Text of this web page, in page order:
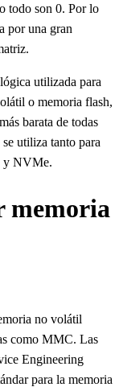
todo son 0. Por lo
por una gran
utilizada para
o memoria flash,
barata de todas
utiliza tanto para
y NVMe.
memoria
no volátil
como MMC. Las
Engineering
para la memoria